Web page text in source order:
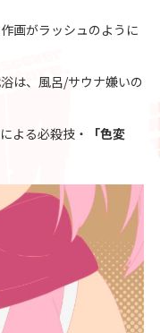
画がラッシュのように
は、風呂/サウナ嫌いの
よる必殺技・
「色変